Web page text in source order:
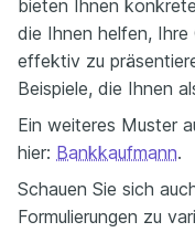
bieten Ihnen
die Ihnen helfen, Ihre
effektiv zu
Beispiele, die Ihnen
Ein weiteres Muster
hier: Bankkaufmann.
Schauen Sie sich
Formulierungen zu